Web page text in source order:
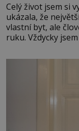
Celý život jsem si
ukázala, že
vlastní byt, ale
ruku. Vždycky
mi knihy, práce a